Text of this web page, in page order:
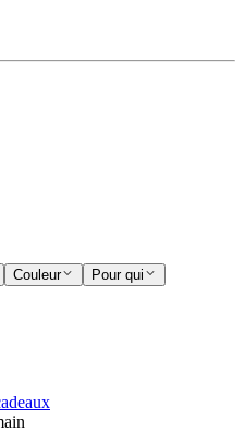
Couleur
Pour qui